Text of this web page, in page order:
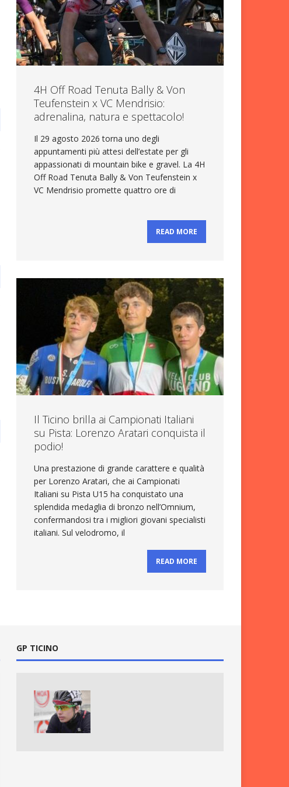
4H Off Road Tenuta Bally & Von
Teufenstein x VC Mendrisio:
adrenalina, natura e spettacolo!
Il 29 agosto 2026 torna uno degli
appuntamenti più attesi dell’estate per gli
appassionati di mountain bike e gravel. La 4H
Off Road Tenuta Bally & Von Teufenstein x
VC Mendrisio promette quattro ore di
READ MORE
Il Ticino brilla ai Campionati Italiani
su Pista: Lorenzo Aratari conquista il
podio!
Una prestazione di grande carattere e qualità
per Lorenzo Aratari, che ai Campionati
Italiani su Pista U15 ha conquistato una
splendida medaglia di bronzo nell’Omnium,
confermandosi tra i migliori giovani specialisti
italiani. Sul velodromo, il
READ MORE
GP TICINO